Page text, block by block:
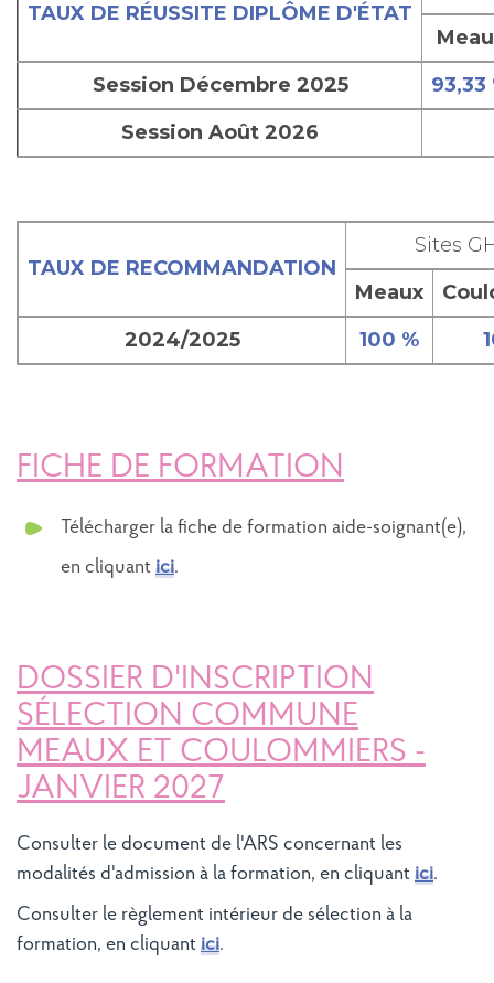
TAUX DE RÉUSSITE DIPLÔME D'ÉTAT
Session Décembre 2025
93,33
Session Août 2026
TAUX DE RECOMMANDATION
Sites
Meaux
2024/2025
100 %
FICHE DE FORMATION
Télécharger la fiche de formation aide-soignant(e),
en cliquant ici.
DOSSIER D'INSCRIPTION
SÉLECTION COMMUNE
MEAUX ET COULOMMIERS -
JANVIER 2027
Consulter le document de l'ARS concernant les
modalités d'admission à la formation, en cliquant ici.
Consulter le règlement intérieur de sélection à la
formation, en cliquant ici.